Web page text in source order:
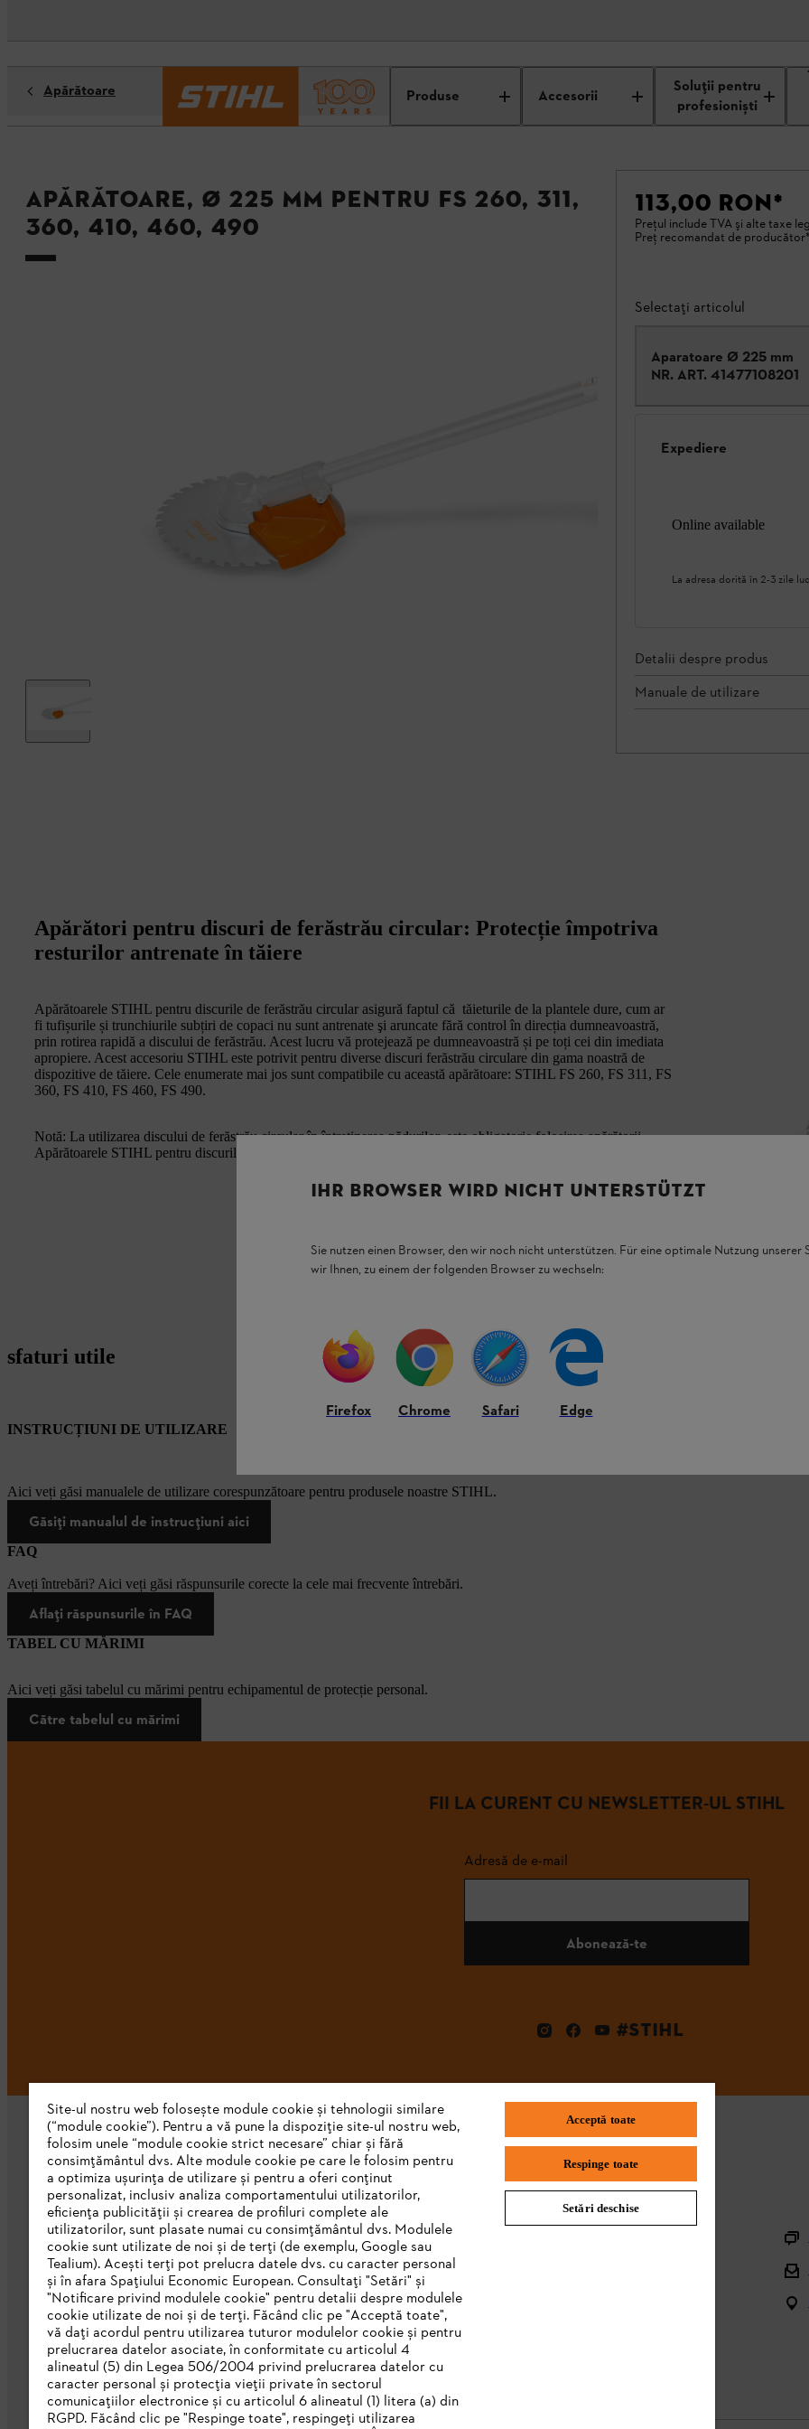
Produse Accesorii
Soluții pentru
profesioniști
Apărătoare
Apărătoare, Ø 225 mm pentru FS 260, 311,
360, 410, 460, 490
113,00 RON*
Preţul include TVA şi alte taxe
Preţ recomandat de producător*
Selectați articolul
Aparatoare Ø 225 mm
NR. ART. 41477108201
Expediere
Online available
La adresa dorită în 2-3 zile
Detalii despre produs
Manuale de utilizare
Apărători pentru discuri de ferăstrău circular: Protecție împotriva
resturilor antrenate în tăiere
Apărătoarele STIHL pentru discurile de ferăstrău circular asigură faptul că tăieturile de la plantele dure, cum ar
fi tufișurile și trunchiurile subțiri de copaci nu sunt antrenate şi aruncate fără control în direcția dumneavoastră,
prin rotirea rapidă a discului de ferăstrău. Acest lucru vă protejează pe dumneavoastră și pe toți cei din imediata
apropiere. Acest accesoriu STIHL este potrivit pentru diverse discuri ferăstrău circulare din gama noastră de
dispozitive de tăiere. Cele enumerate mai jos sunt compatibile cu această apărătoare: STIHL FS 260, FS 311, FS
360, FS 410, FS 460, FS 490.
Notă: La utilizarea discului de ferăstrău circular în întreținerea pădurilor, este obligatorie folosirea apărătorii.
Apărătoarele STIHL pentru discurile ferăstrău circular sunt aprobate doar pentru motocoase cu mâner tip ghidon.
sfaturi utile
INSTRUCȚIUNI DE UTILIZARE
Aici veți găsi manualele de utilizare corespunzătoare pentru produsele noastre STIHL.
Găsiți manualul de instrucțiuni aici
FAQ
Aveți întrebări? Aici veți găsi răspunsurile corecte la cele mai frecvente întrebări.
Aflați răspunsurile în FAQ
TABEL CU MĂRIMI
Aici veți găsi tabelul cu mărimi pentru echipamentul de protecție personal.
Către tabelul cu mărimi
FII LA CURENT CU NEWSLETTER-UL STIHL
Adresă de e-mail
Abonează-te
#STIHL
STIHL Romania
Despre noi
Catalog
Linia de Integritate STIHL
Informaţii Utile
IHR BROWSER WIRD NICHT UNTERSTÜTZT
Sie nutzen einen Browser, den wir noch nicht unterstützen. Für eine optimale Nutzung unserer
wir Ihnen, zu einem der folgenden Browser zu wechseln:
Firefox Chrome Safari Edge
Site-ul nostru web folosește module cookie și tehnologii similare
(“module cookie”). Pentru a vă pune la dispoziție site-ul nostru web,
folosim unele “module cookie strict necesare” chiar și fără
consimțământul dvs. Alte module cookie pe care le folosim pentru
a optimiza ușurința de utilizare și pentru a oferi conținut
personalizat, inclusiv analiza comportamentului utilizatorilor,
eficiența publicității și crearea de profiluri complete ale
utilizatorilor, sunt plasate numai cu consimțământul dvs. Modulele
cookie sunt utilizate de noi și de terți (de exemplu, Google sau
Tealium). Acești terți pot prelucra datele dvs. cu caracter personal
și în afara Spațiului Economic European. Consultați "Setări" și
"Notificare privind modulele cookie" pentru detalii despre modulele
cookie utilizate de noi și de terți. Făcând clic pe "Acceptă toate",
vă dați acordul pentru utilizarea tuturor modulelor cookie și pentru
prelucrarea datelor asociate, în conformitate cu articolul 4
alineatul (5) din Legea 506/2004 privind prelucrarea datelor cu
caracter personal și protecția vieții private în sectorul
comunicațiilor electronice și cu articolul 6 alineatul (1) litera (a) din
RGPD. Făcând clic pe "Respinge toate", respingeți utilizarea
Acceptă toate
Respinge toate
Setări deschise